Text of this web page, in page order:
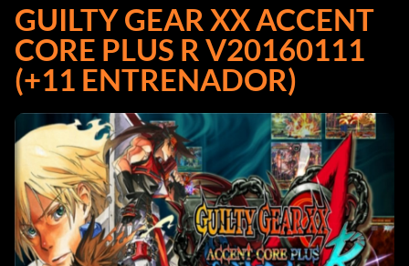
GUILTY GEAR XX ACCENT
CORE PLUS R V20160111
(+11 ENTRENADOR)